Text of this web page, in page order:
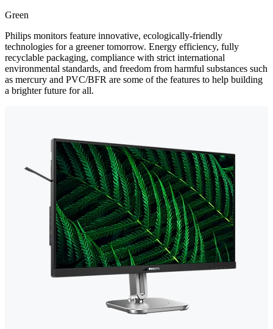
Green
Philips monitors feature innovative, ecologically-friendly
technologies for a greener tomorrow. Energy efficiency, fully
recyclable packaging, compliance with strict international
environmental standards, and freedom from harmful substances such
as mercury and PVC/BFR are some of the features to help building
a brighter future for all.